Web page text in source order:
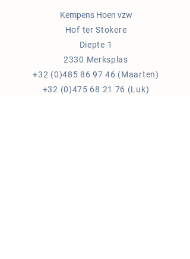
Kempens Hoen vzw
Hof ter Stokere
Diepte 1
2330 Merksplas
+32 (0)485 86 97 46 (Maarten)
+32 (0)475 68 21 76 (Luk)